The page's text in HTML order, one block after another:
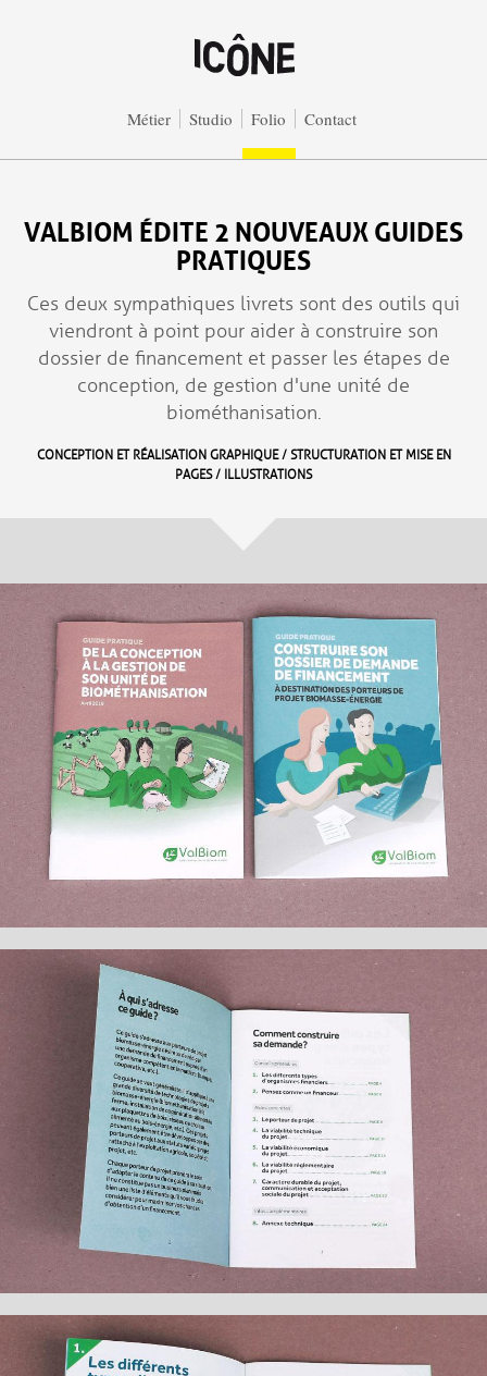
Métier Studio Folio Contact
VALBIOM ÉDITE 2 NOUVEAUX GUIDES
PRATIQUES
Ces deux sympathiques livrets sont des outils qui
viendront à point pour aider à construire son
dossier de financement et passer les étapes de
conception, de gestion d'une unité de
biométhanisation.
CONCEPTION ET RÉALISATION GRAPHIQUE / STRUCTURATION ET MISE EN
PAGES / ILLUSTRATIONS